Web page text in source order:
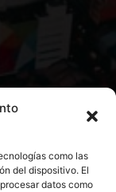
como las
del dispositivo. El
datos como